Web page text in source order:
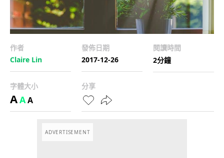
作者
Claire Lin
發佈日期
2017-12-26
閱讀時間
2分鐘
字體大小
AAA
分享
ADVERTISEMENT